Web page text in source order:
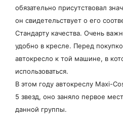
обязательно присутствовал
он свидетельствует о его
Стандарту качества. Очень
удобно в кресле. Перед
автокресло к той машине, в
использоваться.
В этом году автокреслу Maxi-
5 звезд, оно заняло первое
данной группы.